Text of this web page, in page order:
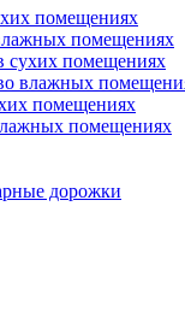
помещениях
помещениях
сухих помещениях
влажных
помещениях
помещениях
дорожки